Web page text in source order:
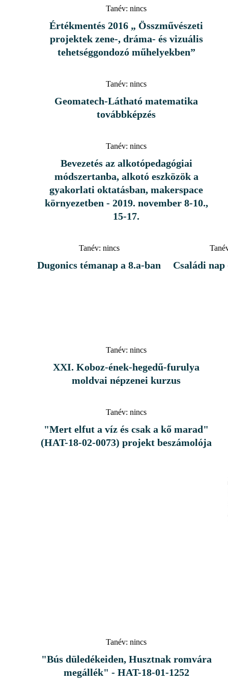
Tanév: nincs
Értékmentés 2016 „ Összművészeti
projektek zene-, dráma- és vizuális
tehetséggondozó műhelyekben”
Tanév: nincs
Geomatech-Látható matematika
továbbképzés
Tanév: nincs
Bevezetés az alkotópedagógiai
módszertanba, alkotó eszközök a
gyakorlati oktatásban, makerspace
környezetben - 2019. november 8-10.,
15-17.
Tanév: nincs
Dugonics témanap a 8.a-ban Családi nap
Tanév: nincs
XXI. Koboz-ének-hegedű-furulya
moldvai népzenei kurzus
Tanév: nincs
"Mert elfut a víz és csak a kő marad"
(HAT-18-02-0073) projekt beszámolója
Tanév: nincs
"Bús düledékeiden, Husztnak romvára
megállék" - HAT-18-01-1252